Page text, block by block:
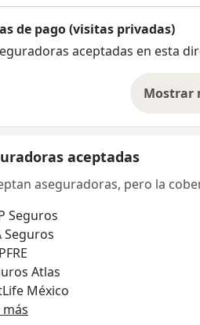
de pago (visitas privadas)
aceptadas en esta
Mostrar
aceptadas
aseguradoras, pero la
Seguros
Seguros
Atlas
México
más